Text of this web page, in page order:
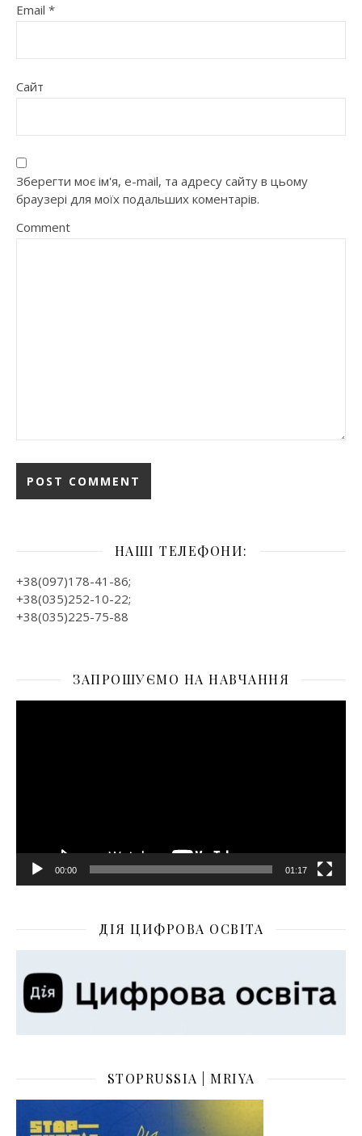
Email *
Сайт
Зберегти моє ім'я, e-mail, та адресу сайту в цьому
браузері для моїх подальших коментарів.
Comment
НАШІ ТЕЛЕФОНИ:
+38(097)178-41-86;
+38(035)252-10-22;
+38(035)225-75-88
ЗАПРОШУЄМО НА НАВЧАННЯ
Відеопрогравач
00:00 01:17
ДІЯ ЦИФРОВА ОСВІТА
STOPRUSSIA | MRIYA